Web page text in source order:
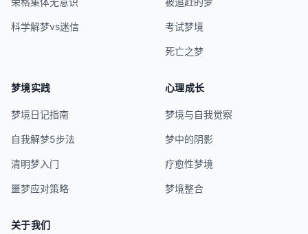
科学解梦vs迷信 考试梦境
死亡之梦
梦境实践
梦境日记指南
自我解梦5步法
清明梦入门
噩梦应对策略
心理成长
梦境与自我觉察
梦中的阴影
疗愈性梦境
梦境整合
关于我们